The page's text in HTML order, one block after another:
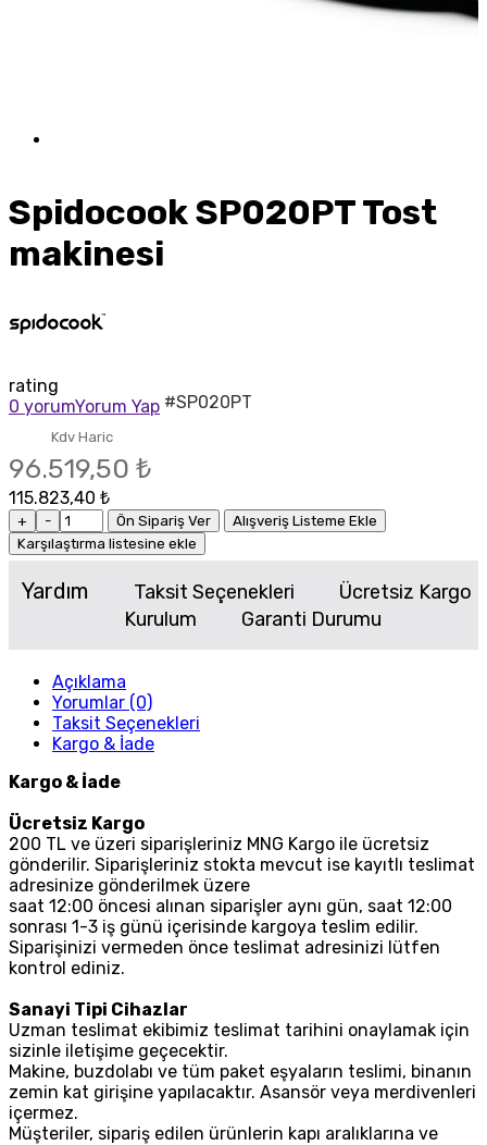
Spidocook SP020PT Tost
makinesi
rating
0 yorumYorum Yap #SP020PT
Kdv Haric
96.519,50 ₺
115.823,40 ₺
+ - Ön Sipariş Ver
Alışveriş Listeme Ekle
Karşılaştırma listesine ekle
Yardım Taksit Seçenekleri
Ücretsiz Kargo
Kurulum
Garanti Durumu
Açıklama
Yorumlar (0)
Taksit Seçenekleri
Kargo & İade
Kargo & İade
Ücretsiz Kargo
200 TL ve üzeri siparişleriniz MNG Kargo ile ücretsiz
gönderilir. Siparişleriniz stokta mevcut ise kayıtlı teslimat
adresinize gönderilmek üzere
saat 12:00 öncesi alınan siparişler aynı gün, saat 12:00
sonrası 1-3 iş günü içerisinde kargoya teslim edilir.
Siparişinizi vermeden önce teslimat adresinizi lütfen
kontrol ediniz.
Sanayi Tipi Cihazlar
Uzman teslimat ekibimiz teslimat tarihini onaylamak için
sizinle iletişime geçecektir.
Makine, buzdolabı ve tüm paket eşyaların teslimi, binanın
zemin kat girişine yapılacaktır. Asansör veya merdivenleri
içermez.
Müşteriler, sipariş edilen ürünlerin kapı aralıklarına ve